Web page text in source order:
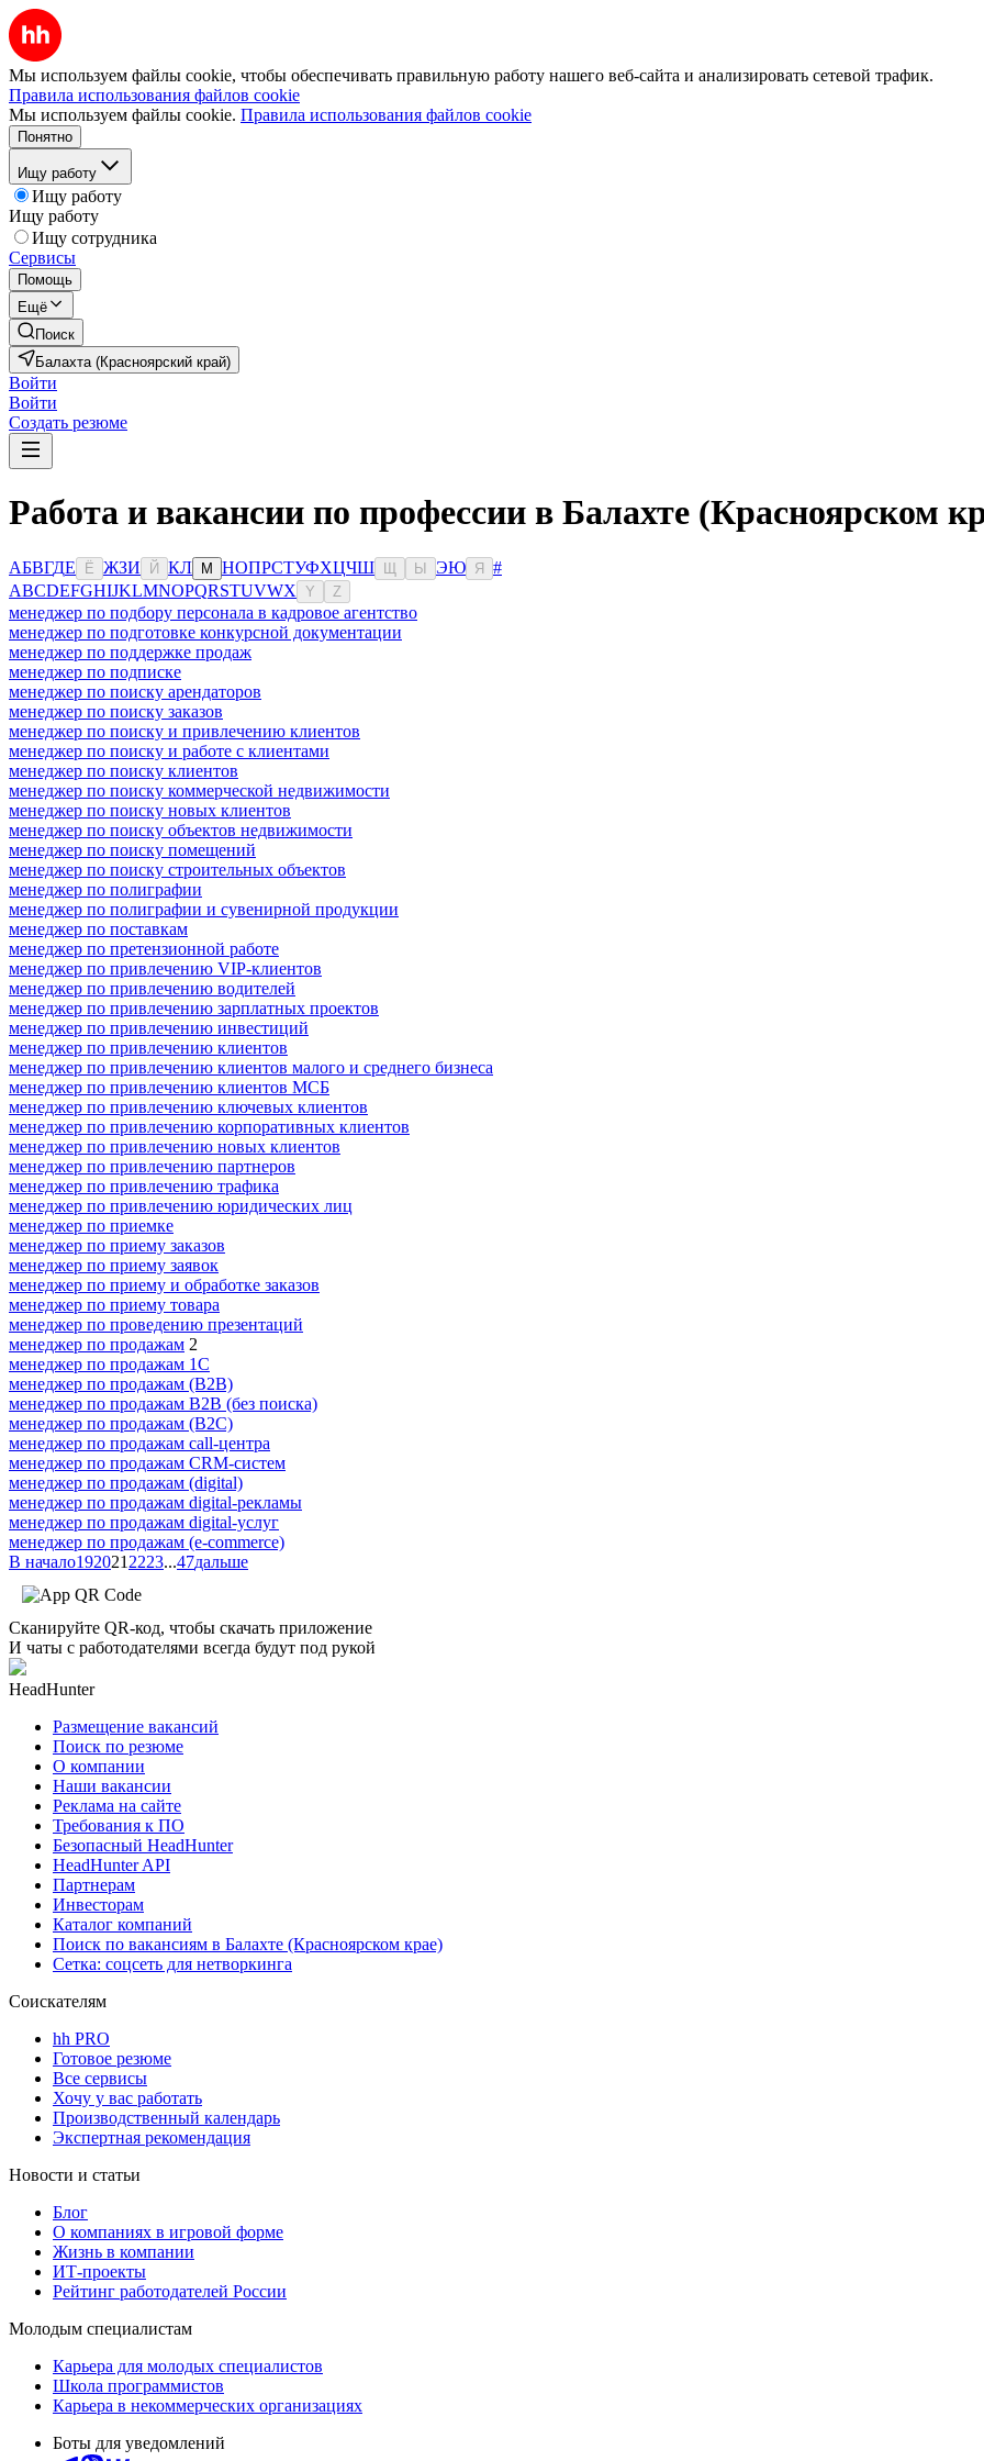
Мы используем файлы cookie, чтобы обеспечивать правильную работу нашего веб-сайта и анализировать сетевой трафик.
Правила использования файлов cookie
Мы используем файлы cookie. Правила использования файлов cookie
Понятно
Ищу работу
Ищу работу
Ищу работу
Ищу сотрудника
Сервисы
Помощь
Ещё
Поиск
Балахта (Красноярский край)
Войти
Войти
Создать резюме
Работа и вакансии по профессии в Балахте (Красноярском
АБВГДЕ Ё ЖЗИ Й КЛ М НОПРСТУФХЦЧШ Ы ЭЮ Я
#
ABCDEFGHIJKLMNOPQRSTUVWX Y Z
менеджер по подбору персонала в кадровое агентство
менеджер по подготовке конкурсной документации
менеджер по поддержке продаж
менеджер по подписке
менеджер по поиску арендаторов
менеджер по поиску заказов
менеджер по поиску и привлечению клиентов
менеджер по поиску и работе с клиентами
менеджер по поиску клиентов
менеджер по поиску коммерческой недвижимости
менеджер по поиску новых клиентов
менеджер по поиску объектов недвижимости
менеджер по поиску помещений
менеджер по поиску строительных объектов
менеджер по полиграфии
менеджер по полиграфии и сувенирной продукции
менеджер по поставкам
менеджер по претензионной работе
менеджер по привлечению VIP-клиентов
менеджер по привлечению водителей
менеджер по привлечению зарплатных проектов
менеджер по привлечению инвестиций
менеджер по привлечению клиентов
менеджер по привлечению клиентов малого и среднего бизнеса
менеджер по привлечению клиентов МСБ
менеджер по привлечению ключевых клиентов
менеджер по привлечению корпоративных клиентов
менеджер по привлечению новых клиентов
менеджер по привлечению партнеров
менеджер по привлечению трафика
менеджер по привлечению юридических лиц
менеджер по приемке
менеджер по приему заказов
менеджер по приему заявок
менеджер по приему и обработке заказов
менеджер по приему товара
менеджер по проведению презентаций
менеджер по продажам 2
менеджер по продажам 1С
менеджер по продажам (B2B)
менеджер по продажам B2B (без поиска)
менеджер по продажам (B2C)
менеджер по продажам call-центра
менеджер по продажам CRM-систем
менеджер по продажам (digital)
менеджер по продажам digital-рекламы
менеджер по продажам digital-услуг
менеджер по продажам (e-commerce)
В начало192021 2223...47дальше
Сканируйте QR-код, чтобы скачать приложение
И чаты с работодателями всегда будут под рукой
HeadHunter
Размещение вакансий
Поиск по резюме
О компании
Наши вакансии
Реклама на сайте
Требования к ПО
Безопасный HeadHunter
HeadHunter API
Партнерам
Инвесторам
Каталог компаний
Поиск по вакансиям в Балахте (Красноярском крае)
Сетка: соцсеть для нетворкинга
Соискателям
hh PRO
Готовое резюме
Все сервисы
Хочу у вас работать
Производственный календарь
Экспертная рекомендация
Новости и статьи
Блог
О компаниях в игровой форме
Жизнь в компании
ИТ-проекты
Рейтинг работодателей России
Молодым специалистам
Карьера для молодых специалистов
Школа программистов
Карьера в некоммерческих организациях
Боты для уведомлений